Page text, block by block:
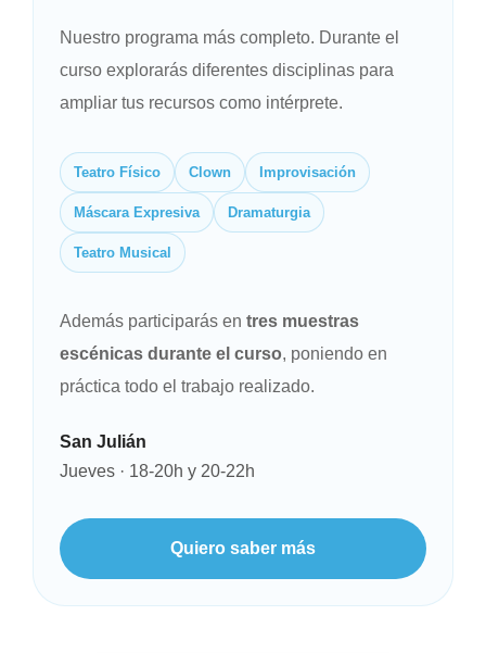
Nuestro programa más completo. Durante el
curso explorarás diferentes disciplinas para
ampliar tus recursos como intérprete.
Teatro Físico Clown Improvisación
Máscara Expresiva Dramaturgia
Teatro Musical
Además participarás en tres muestras
escénicas durante el curso, poniendo en
práctica todo el trabajo realizado.
San Julián
Jueves · 18-20h y 20-22h
Quiero saber más